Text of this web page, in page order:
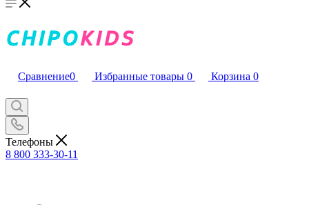
Сравнение0 Избранные товары 0 Корзина 0
Телефоны
8 800 333-30-11